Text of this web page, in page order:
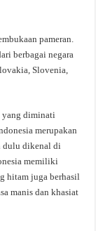
pameran.
berbagai negara
Slovenia,
yang diminati
merupakan
dulu dikenal di
memiliki
hitam juga berhasil
manis dan khasiat